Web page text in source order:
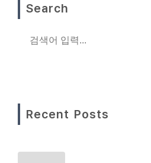
Search
Recent Posts